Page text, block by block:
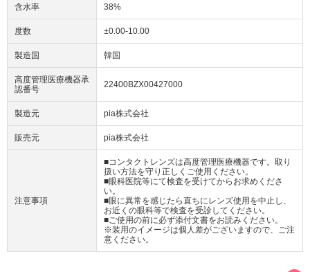
含水率 38%
度数 ±0.00-10.00
製造国 韓国
高度管理医療機器承
認番号
22400BZX00427000
製造元 pia株式会社
販売元 pia株式会社
注意事項
■コンタクトレンズは高度管理医療機器です。取り
扱い方法を守り正しくご使用ください。
■眼科医院等にて検査を受けてからお求めくださ
い。
■眼に異常を感じたら直ちにレンズ使用を中止し、
お近くの眼科等で検査を受診してください。
■ご使用の前に必ず添付文書をお読みください。
※装用のイメージは個人差がございますので、ご注
意ください。